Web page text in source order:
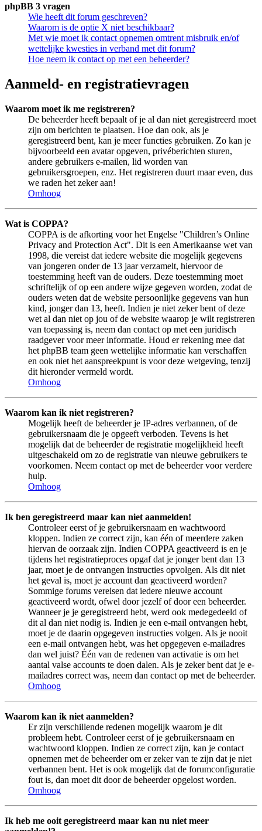
phpBB 3 vragen
Wie heeft dit forum geschreven?
Waarom is de optie X niet beschikbaar?
Met wie moet ik contact opnemen omtrent misbruik en/of
wettelijke kwesties in verband met dit forum?
Hoe neem ik contact op met een beheerder?
Aanmeld- en registratievragen
Waarom moet ik me registreren?
De beheerder heeft bepaalt of je al dan niet geregistreerd moet
zijn om berichten te plaatsen. Hoe dan ook, als je
geregistreerd bent, kan je meer functies gebruiken. Zo kan je
bijvoorbeeld een avatar opgeven, privéberichten sturen,
andere gebruikers e-mailen, lid worden van
gebruikersgroepen, enz. Het registreren duurt maar even, dus
we raden het zeker aan!
Omhoog
Wat is COPPA?
COPPA is de afkorting voor het Engelse "Children’s Online
Privacy and Protection Act". Dit is een Amerikaanse wet van
1998, die vereist dat iedere website die mogelijk gegevens
van jongeren onder de 13 jaar verzamelt, hiervoor de
toestemming heeft van de ouders. Deze toestemming moet
schriftelijk of op een andere wijze gegeven worden, zodat de
ouders weten dat de website persoonlijke gegevens van hun
kind, jonger dan 13, heeft. Indien je niet zeker bent of deze
wet al dan niet op jou of de website waarop je wilt registreren
van toepassing is, neem dan contact op met een juridisch
raadgever voor meer informatie. Houd er rekening mee dat
het phpBB team geen wettelijke informatie kan verschaffen
en ook niet het aanspreekpunt is voor deze wetgeving, tenzij
dit hieronder vermeld wordt.
Omhoog
Waarom kan ik niet registreren?
Mogelijk heeft de beheerder je IP-adres verbannen, of de
gebruikersnaam die je opgeeft verboden. Tevens is het
mogelijk dat de beheerder de registratie mogelijkheid heeft
uitgeschakeld om zo de registratie van nieuwe gebruikers te
voorkomen. Neem contact op met de beheerder voor verdere
hulp.
Omhoog
Ik ben geregistreerd maar kan niet aanmelden!
Controleer eerst of je gebruikersnaam en wachtwoord
kloppen. Indien ze correct zijn, kan één of meerdere zaken
hiervan de oorzaak zijn. Indien COPPA geactiveerd is en je
tijdens het registratieproces opgaf dat je jonger bent dan 13
jaar, moet je de ontvangen instructies opvolgen. Als dit niet
het geval is, moet je account dan geactiveerd worden?
Sommige forums vereisen dat iedere nieuwe account
geactiveerd wordt, ofwel door jezelf of door een beheerder.
Wanneer je je geregistreerd hebt, werd ook medegedeeld of
dit al dan niet nodig is. Indien je een e-mail ontvangen hebt,
moet je de daarin opgegeven instructies volgen. Als je nooit
een e-mail ontvangen hebt, was het opgegeven e-mailadres
dan wel juist? Één van de redenen van activatie is om het
aantal valse accounts te doen dalen. Als je zeker bent dat je e-
mailadres correct was, neem dan contact op met de beheerder.
Omhoog
Waarom kan ik niet aanmelden?
Er zijn verschillende redenen mogelijk waarom je dit
probleem hebt. Controleer eerst of je gebruikersnaam en
wachtwoord kloppen. Indien ze correct zijn, kan je contact
opnemen met de beheerder om er zeker van te zijn dat je niet
verbannen bent. Het is ook mogelijk dat de forumconfiguratie
fout is, dan moet dit door de beheerder opgelost worden.
Omhoog
Ik heb me ooit geregistreerd maar kan nu niet meer